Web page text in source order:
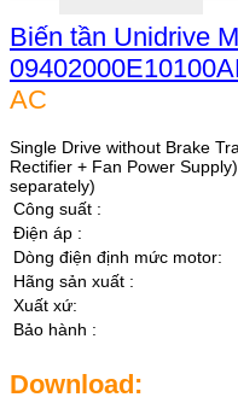
Biến tần Unidrive
AC
Single Drive without Brake
Rectifier + Fan Power
separately)
Công suất :
Điện áp :
Dòng điện định mức motor:
Hãng sản xuất :
Xuất xứ:
Bảo hành :
Download: